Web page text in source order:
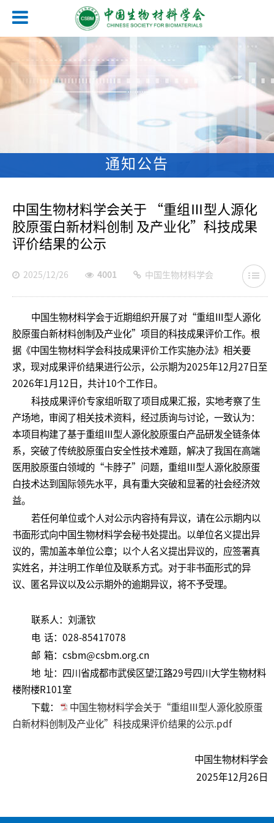
通知公告
中国生物材料学会关于 “重组Ⅲ型人源化
胶原蛋白新材料创制 及产业化”科技成果
评价结果的公示
2025/12/26 4001 中国生物材料学会
中国生物材料学会于近期组织开展了对“重组Ⅲ型人源化
胶原蛋白新材料创制及产业化”项目的科技成果评价工作。根
据《中国生物材料学会科技成果评价工作实施办法》相关要
求，现对成果评价结果进行公示，公示期为2025年12月27日至
2026年1月12日，共计10个工作日。
科技成果评价专家组听取了项目成果汇报，实地考察了生
产场地，审阅了相关技术资料，经过质询与讨论，一致认为：
本项目构建了基于重组Ⅲ型人源化胶原蛋白产品研发全链条体
系，突破了传统胶原蛋白安全性技术难题，解决了我国在高端
医用胶原蛋白领域的“卡脖子”问题，重组Ⅲ型人源化胶原蛋
白技术达到国际领先水平，具有重大突破和显著的社会经济效
益。
若任何单位或个人对公示内容持有异议，请在公示期内以
书面形式向中国生物材料学会秘书处提出。以单位名义提出异
议的，需加盖本单位公章；以个人名义提出异议的，应签署真
实姓名，并注明工作单位及联系方式。对于非书面形式的异
议、匿名异议以及公示期外的逾期异议，将不予受理。
联系人：刘潇钦
电 话：028-85417078
邮 箱：csbm@csbm.org.cn
地 址：四川省成都市武侯区望江路29号四川大学生物材料
楼附楼R101室
下载：
中国生物材料学会关于“重组Ⅲ型人源化胶原蛋
白新材料创制及产业化”科技成果评价结果的公示.pdf
中国生物材料学会
2025年12月26日